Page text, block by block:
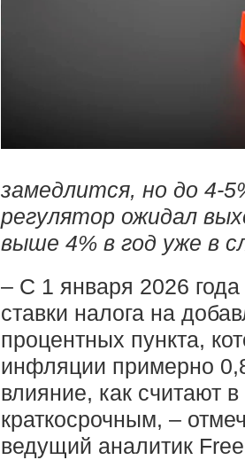
замедлится, но до 4-
регулятор ожидал
выше 4% в год уже в
– С 1 января 2026
ставки налога на
процентных пункта,
инфляции примерно
влияние, как считают
краткосрочным, –
ведущий аналитик